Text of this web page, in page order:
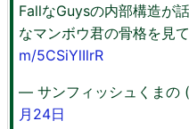
FallなGuysの内部構造が
なマンボウ君の骨格を見
m/5CSiYlIlrR
— サンフィッシュくまの
月24日